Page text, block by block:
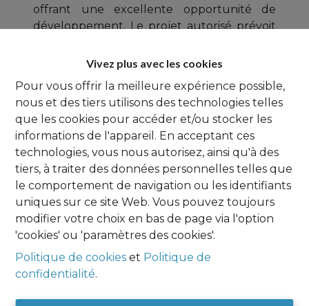
Vivez plus avec les cookies
Pour vous offrir la meilleure expérience possible,
nous et des tiers utilisons des technologies telles
que les cookies pour accéder et/ou stocker les
informations de l'appareil. En acceptant ces
technologies, vous nous autorisez, ainsi qu'à des
tiers, à traiter des données personnelles telles que
le comportement de navigation ou les identifiants
uniques sur ce site Web. Vous pouvez toujours
modifier votre choix en bas de page via l'option
'cookies' ou 'paramètres des cookies'.
Politique de cookies et Politique de
confidentialité.
offrant une excellente opportunité de
développement. Le projet autorisé prévoit
de ± 120 m², complétée par un grenier de ±
aménagement complémentaire. Une dalle
est déjà coulée, permettant un gain de
temps et une réduction des coûts pour le
futur acquéreur. Le bien bénéficie d’une
localisation stratégique, avec une facilité de
stationnement à proximité, un atout
majeur pour une activité commerciale. À
noter également que le terrain n’est pas
situé en zone inondable, garantissant
sécurité et sérénité pour votre projet. Les
plans et le permis sont disponibles sur
demande. Une belle opportunité pour un